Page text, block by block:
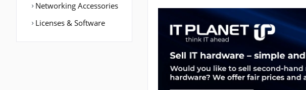
Networking Accessories
Licenses & Software